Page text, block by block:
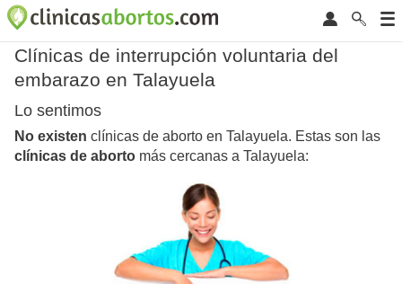
Clínicas de interrupción voluntaria del
embarazo en Talayuela
Lo sentimos
No existen clínicas de aborto en Talayuela. Estas son las
clínicas de aborto más cercanas a Talayuela: